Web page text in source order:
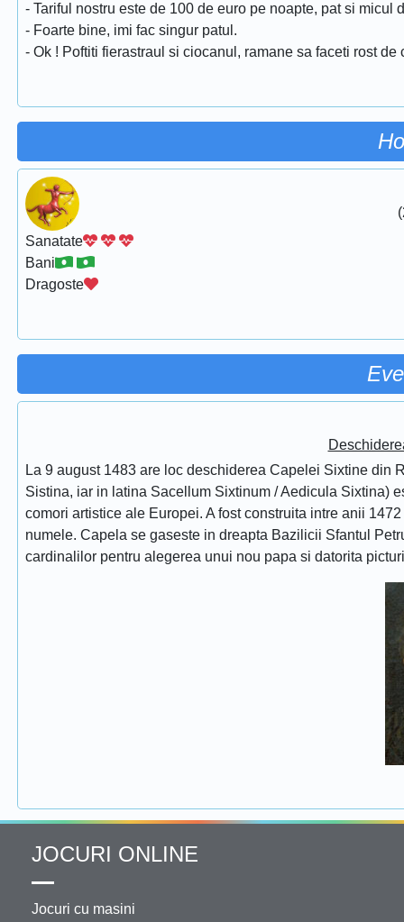
- Tariful nostru este de 100 de euro pe noapte, pat si
- Foarte bine, imi fac singur patul.
- Ok ! Poftiti fierastraul si ciocanul, ramane sa faceti rost de
Sanatate
Bani
Dragoste
La 9 august 1483 are loc deschiderea Capelei Sixtine
Sistina, iar in latina Sacellum Sixtinum / Aedicula Sixtina)
comori artistice ale Europei. A fost construita intre anii
numele. Capela se gaseste in dreapta Bazilicii Sfantul
cardinalilor pentru alegerea unui nou papa si datorita
JOCURI ONLINE
Jocuri cu masini